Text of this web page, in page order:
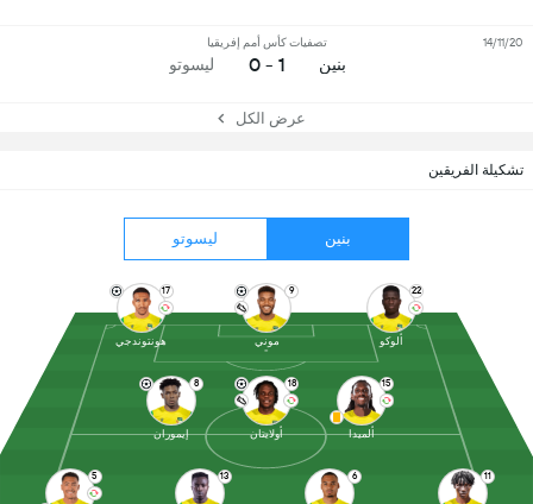
تشكيلة الفريقين
بنين ليسوتو
5 13 6 11
8
إيموران
18
أولايتان
15
ألميدا
17
هونتوندجي
9
موني
22
ألوكو
بنين
تصفيات كأس أمم إفريقيا
1 - 0 ليسوتو
14/11/20
عرض الكل